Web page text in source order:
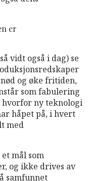
er
vidt også i dag) se
og øke fritiden,
som fabulering
hvorfor ny teknologi
håpet på, i hvert
med
mål som
og ikke drives av
samfunnet